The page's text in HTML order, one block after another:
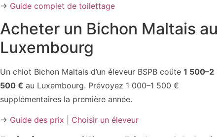
→ Guide complet de toilettage
Acheter un Bichon Maltais au
Luxembourg
Un chiot Bichon Maltais d’un éleveur BSPB coûte 1 500–2
500 € au Luxembourg. Prévoyez 1 000–1 500 €
supplémentaires la première année.
→ Guide des prix Choisir un éleveur